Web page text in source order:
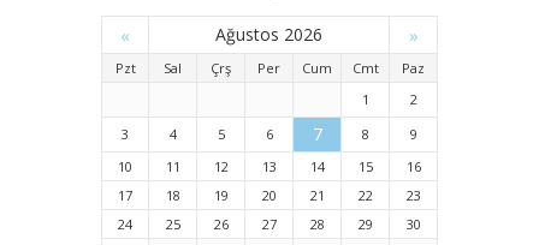
« Ağustos 2026 »
Pzt Sal Çrş Per Cum Cmt
Paz
1
2
3
4 5 6 7 8
9
10
11 12 13 14 15
16
17
18 19 20 21 22
23
24
25 26 27 28 29
30